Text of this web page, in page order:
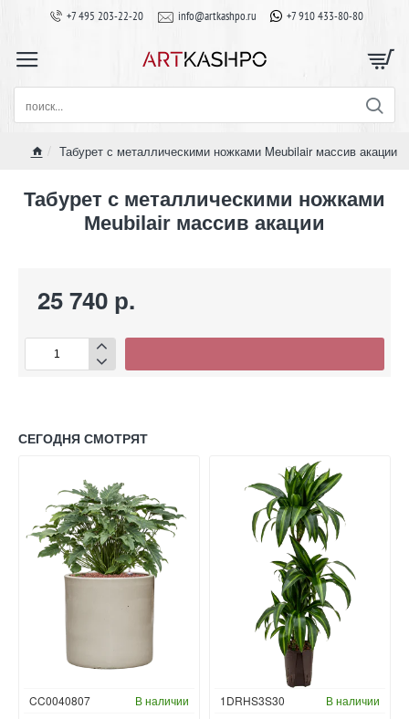
+7 495 203-22-20 info@artkashpo.ru +7 910 433-80-80
поиск...
Табурет с металлическими ножками Meubilair массив акации
Табурет с металлическими ножками
Meubilair массив акации
25 740 р.
СЕГОДНЯ СМОТРЯТ
CC0040807 В наличии Гидропоника
1DRHS3S30 В наличии